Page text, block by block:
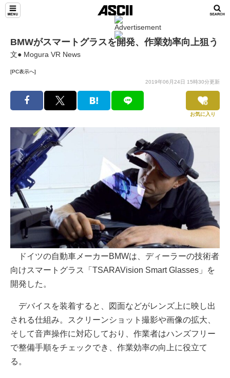
BMWがスマートグラスを開発、作業効率向上狙う
文● Mogura VR News
[PC表示へ]
2019年06月24日 15時30分更新
お気に入り
ドイツの自動車メーカーBMWは、ディーラーの技術者
向けスマートグラス「TSARAVision Smart Glasses」を
開発した。
デバイスを装着すると、図面などがレンズ上に映し出
される仕組み。スクリーンショット撮影や画像の拡大、
そして音声操作に対応しており、作業者はハンズフリー
で整備手順をチェックでき、作業効率の向上に役立て
る。